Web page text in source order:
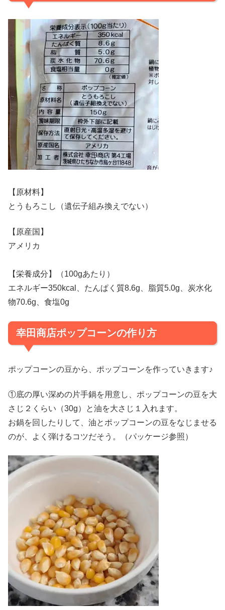
【原材料】
とうもろこし（遺伝子組み換えでない）
【原産国】
アメリカ
【栄養成分】（100gあたり）
エネルギー350kcal、たんぱく質8.6g、脂質5.0g、炭水化
物70.6g、食塩0g
幸田商店ポップコーンの作り方
ポップコーンの豆から、ポップコーンを作っていきます♪
①底の厚い深めの片手鍋を用意し、ポップコーンの豆を大
さじ２くらい（30g）と油を大さじ１入れます。
お鍋を回したりして、油とポップコーンの豆をなじませる
のが、よく弾けるコツだそう。（パッケージ参照）